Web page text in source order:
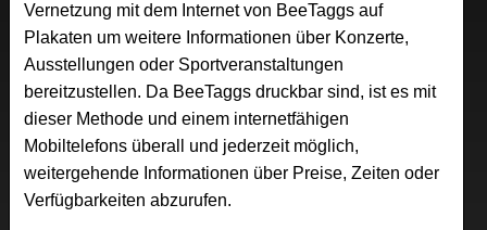
Vernetzung mit dem Internet von BeeTaggs auf
Plakaten um weitere Informationen über Konzerte,
Ausstellungen oder Sportveranstaltungen
bereitzustellen. Da BeeTaggs druckbar sind, ist es mit
dieser Methode und einem internetfähigen
Mobiltelefons überall und jederzeit möglich,
weitergehende Informationen über Preise, Zeiten oder
Verfügbarkeiten abzurufen.